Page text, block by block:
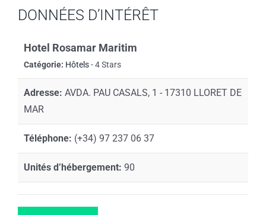
DONNÉES D’INTÉRÊT
Hotel Rosamar Maritim
Catégorie: Hôtels- 4 Stars
Adresse: AVDA. PAU CASALS, 1 - 17310 LLORET DE
MAR
Téléphone: (+34) 97 237 06 37
Unités d’hébergement: 90